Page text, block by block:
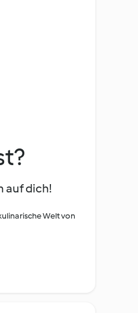
auf dich!
Welt von